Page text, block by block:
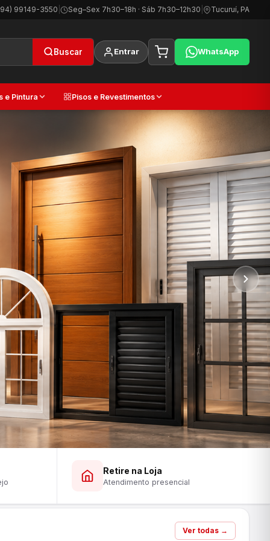
99149-3550 | Seg–Sex 7h30–18h · Sáb 7h30–12h30 Tucuruí, PA
Buscar Entrar WhatsApp
e Pintura Pisos e Revestimentos
Retire na Loja
Atendimento presencial
Ver todas →